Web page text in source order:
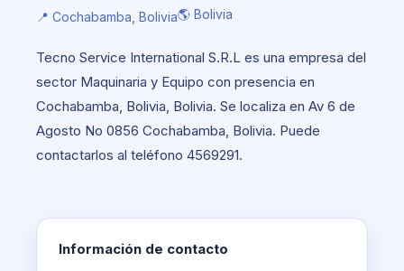
📍 Cochabamba, Bolivia🌎 Bolivia
Tecno Service International S.R.L es una empresa del
sector Maquinaria y Equipo con presencia en
Cochabamba, Bolivia, Bolivia. Se localiza en Av 6 de
Agosto No 0856 Cochabamba, Bolivia. Puede
contactarlos al teléfono 4569291.
Información de contacto